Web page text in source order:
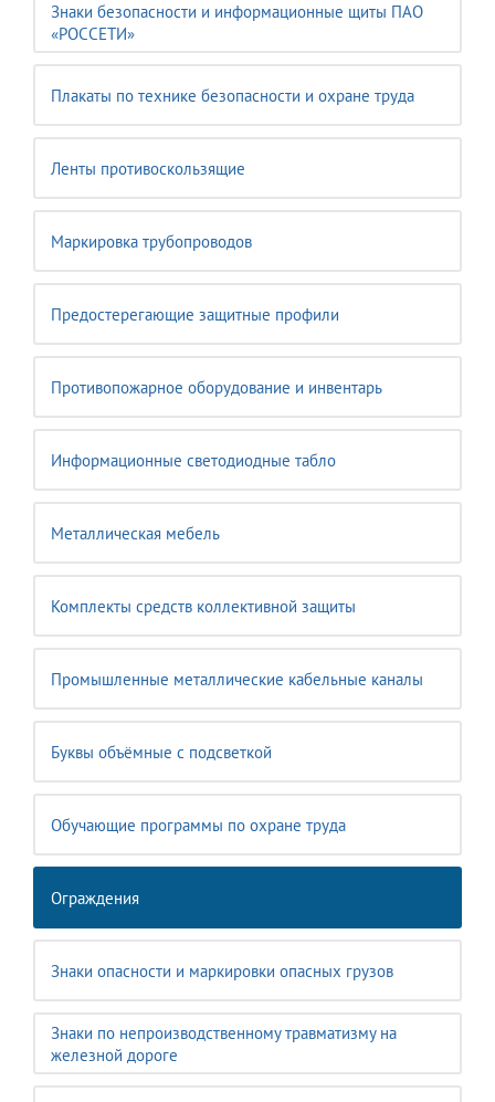
Знаки безопасности и информационные щиты ПАО
«РОССЕТИ»
Плакаты по технике безопасности и охране труда
Ленты противоскользящие
Маркировка трубопроводов
Предостерегающие защитные профили
Противопожарное оборудование и инвентарь
Информационные светодиодные табло
Металлическая мебель
Комплекты средств коллективной защиты
Промышленные металлические кабельные каналы
Буквы объёмные с подсветкой
Обучающие программы по охране труда
Ограждения
Знаки опасности и маркировки опасных грузов
Знаки по непроизводственному травматизму на
железной дороге